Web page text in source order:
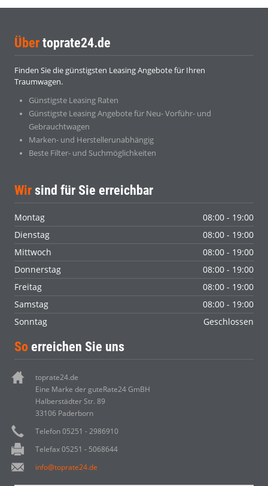
Über toprate24.de
Finden Sie die günstigsten Leasing Angebote für Ihren
Traumwagen.
Günstigste Leasing Raten
Günstigste Leasing Angebote für Neu- Vorführ- und
Gebrauchtwagen
Marken- und Herstellerunabhängig
Beste Filter- und Suchmöglichkeiten
Wir sind für Sie erreichbar
Montag
08:00 - 19:00
Dienstag
08:00 - 19:00
Mittwoch
08:00 - 19:00
Donnerstag
08:00 - 19:00
Freitag
08:00 - 19:00
Samstag
08:00 - 19:00
Sonntag
Geschlossen
So erreichen Sie uns
toprate24.de
Eine Marke der guteRate24 GmBH
Halberstädter Str. 89
33106 Paderborn
Telefon 05251 - 2986910
Telefax 05251 - 5068644
info@toprate24.de